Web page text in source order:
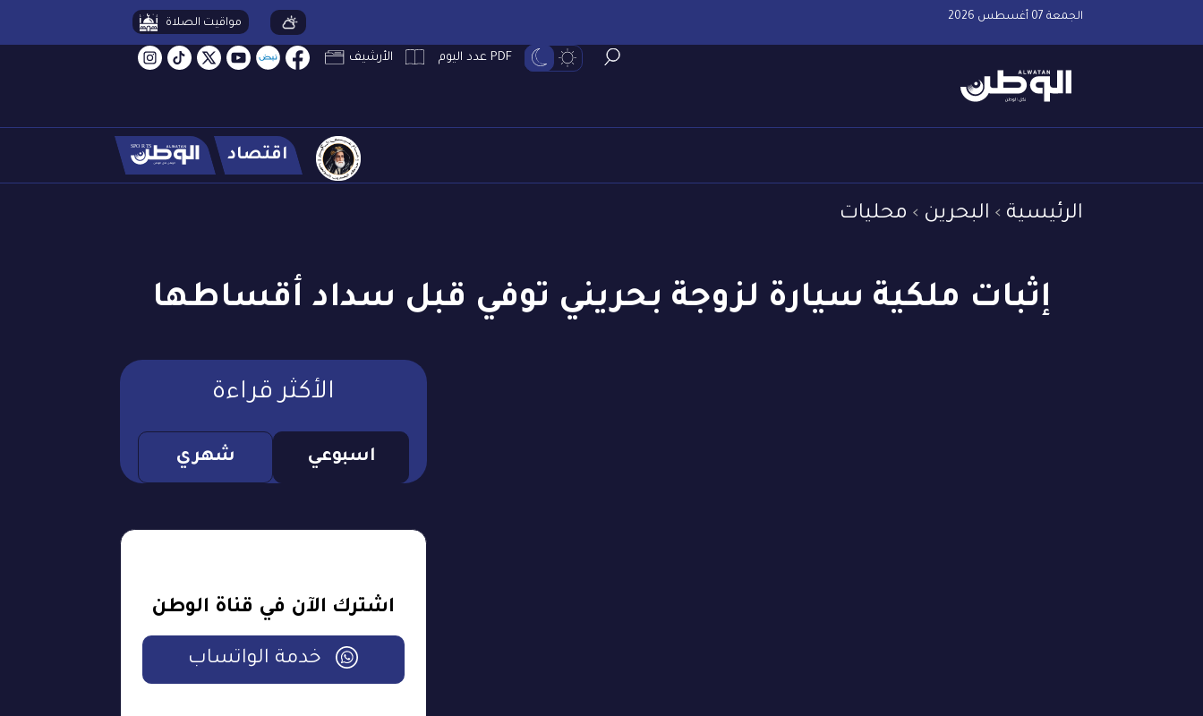
الجمعة 07 أغسطس 2026 مواقيت الصلاة
PDF عدد اليوم الأرشيف
اقتصاد
الرئيسية البحرين محليات
إثبات ملكية سيارة لزوجة بحريني توفي قبل سداد أقساطها
الأكثر قراءة
اسبوعي شهري
اشترك الآن في قناة الوطن
خدمة الواتساب